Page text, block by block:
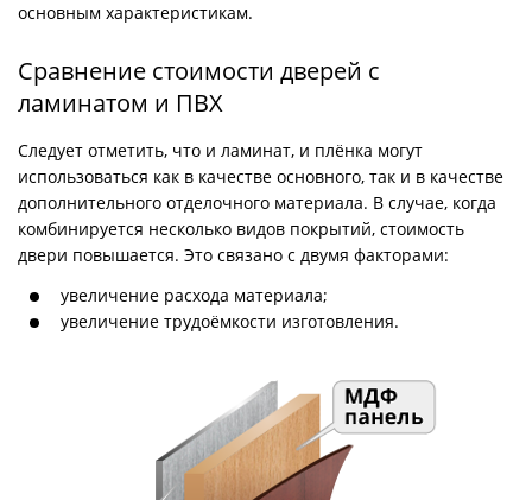
основным характеристикам.
Сравнение стоимости дверей с
ламинатом и ПВХ
Следует отметить, что и ламинат, и плёнка могут
использоваться как в качестве основного, так и в качестве
дополнительного отделочного материала. В случае, когда
комбинируется несколько видов покрытий, стоимость
двери повышается. Это связано с двумя факторами:
увеличение расхода материала;
увеличение трудоёмкости изготовления.